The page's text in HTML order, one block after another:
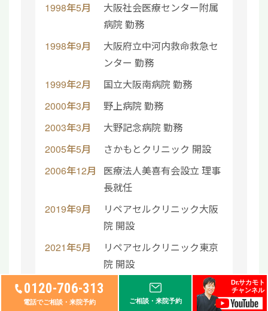
0120-706-313
電話でご相談・来院予約 ご相談・来院予約
Dr.サカモト
チャンネル
1998年5月
大阪社会医療センター附属
病院 勤務
1998年9月
大阪府立中河内救命救急セ
ンター 勤務
1999年2月
国立大阪南病院 勤務
2000年3月
野上病院 勤務
2003年3月
大野記念病院 勤務
2005年5月
さかもとクリニック 開設
2006年12月
医療法人美喜有会設立 理事
長就任
2019年9月
リペアセルクリニック大阪
院 開設
2021年5月
リペアセルクリニック東京
院 開設
2023年12月
リペアセルクリニック札幌
院 開設